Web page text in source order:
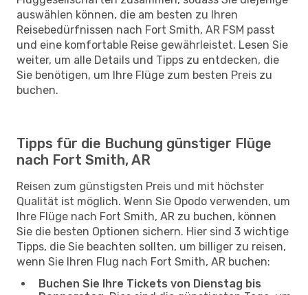
auswählen können, die am besten zu Ihren
Reisebedürfnissen nach Fort Smith, AR FSM passt
und eine komfortable Reise gewährleistet. Lesen Sie
weiter, um alle Details und Tipps zu entdecken, die
Sie benötigen, um Ihre Flüge zum besten Preis zu
buchen.
Tipps für die Buchung günstiger Flüge
nach Fort Smith, AR
Reisen zum günstigsten Preis und mit höchster
Qualität ist möglich. Wenn Sie Opodo verwenden, um
Ihre Flüge nach Fort Smith, AR zu buchen, können
Sie die besten Optionen sichern. Hier sind 3 wichtige
Tipps, die Sie beachten sollten, um billiger zu reisen,
wenn Sie Ihren Flug nach Fort Smith, AR buchen:
Buchen Sie Ihre Tickets von Dienstag bis